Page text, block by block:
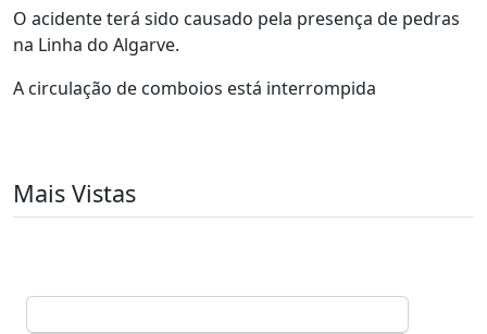
O acidente terá sido causado pela presença de pedras
na Linha do Algarve.
A circulação de comboios está interrompida
Mais Vistas